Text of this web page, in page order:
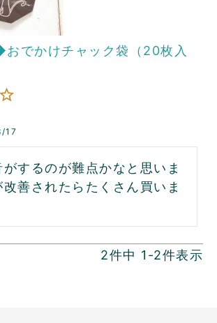
でかけチャック袋（20枚入
17
するのが難点かなと思いま
善されたらたくさん買いま
2件中 1 -2件表示